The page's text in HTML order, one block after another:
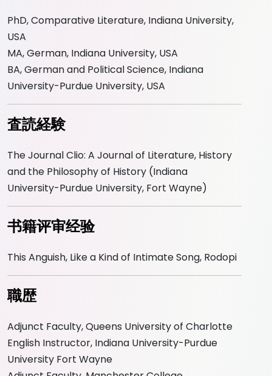
PhD, Comparative Literature, Indiana University,
USA
MA, German, Indiana University, USA
BA, German and Political Science, Indiana
University-Purdue University, USA
査読経験
The Journal Clio: A Journal of Literature, History
and the Philosophy of History (Indiana
University-Purdue University, Fort Wayne)
书籍评审经验
This Anguish, Like a Kind of Intimate Song, Rodopi
職歴
Adjunct Faculty, Queens University of Charlotte
English Instructor, Indiana University-Purdue
University Fort Wayne